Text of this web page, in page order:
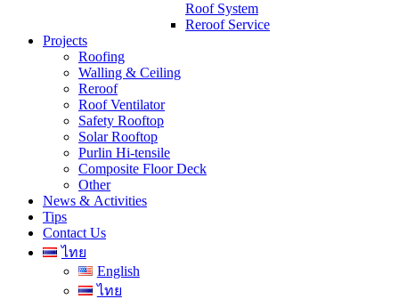
Roof System
Reroof Service
Projects
Roofing
Walling & Ceiling
Reroof
Roof Ventilator
Safety Rooftop
Solar Rooftop
Purlin Hi-tensile
Composite Floor Deck
Other
News & Activities
Tips
Contact Us
ไทย
English
ไทย